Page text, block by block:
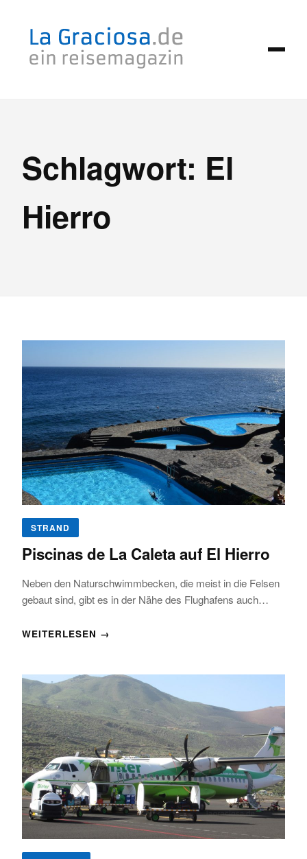
springen
Schlagwort: El
Hierro
STRAND
Piscinas de La Caleta auf El Hierro
Neben den Naturschwimmbecken, die meist in die Felsen
gebaut sind, gibt es in der Nähe des Flughafens auch…
WEITERLESEN →